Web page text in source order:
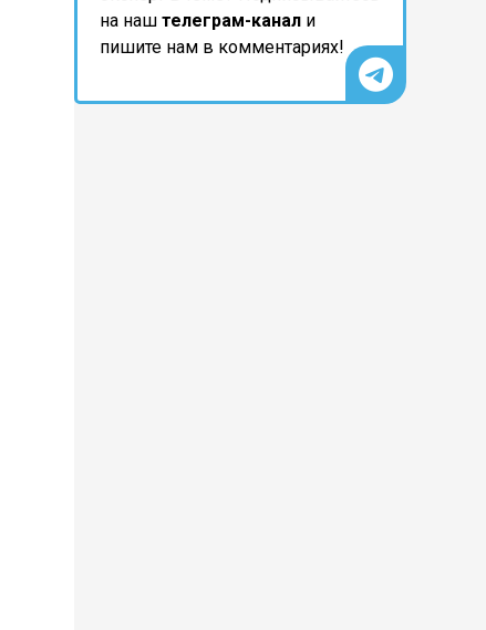
на наш телеграм-канал и
пишите нам в комментариях!